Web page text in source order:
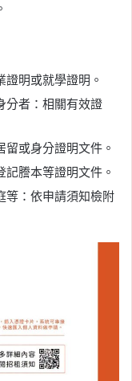
明或就學證明。
分者：相關有效證
或身分證明文件。
謄本等證明文件。
等：依申請須知檢附